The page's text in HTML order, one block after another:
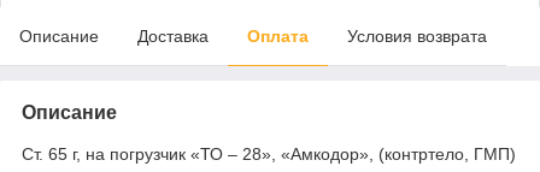
Описание Доставка Оплата Условия возврата
Описание
Ст. 65 г, на погрузчик «ТО – 28», «Амкодор», (контртело, ГМП)